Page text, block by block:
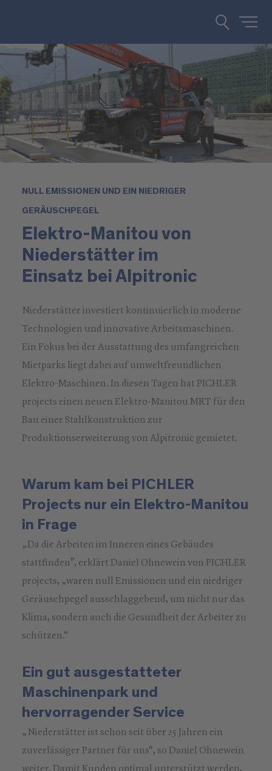
NULL EMISSIONEN UND EIN NIEDRIGER
GERÄUSCHPEGEL
Elektro-Manitou von
Niederstätter im
Einsatz bei Alpitronic
Niederstätter investiert kontinuierlich in moderne
Technologien und innovative Arbeitsmaschinen.
Ein Fokus bei der Ausstattung des umfangreichen
Mietparks liegt dabei auf umweltfreundlichen
Elektro-Maschinen. In diesen Tagen hat PICHLER
projects einen neuen Elektro-Manitou MRT für den
Bau einer Stahlkonstruktion zur
Produktionserweiterung von Alpitronic gemietet.
Warum kam bei PICHLER
Projects nur ein Elektro-Manitou
in Frage
„Da die Arbeiten im Inneren eines Gebäudes
stattfinden”, erklärt Daniel Ohnewein von PICHLER
projects, „waren null Emissionen und ein niedriger
Geräuschpegel ausschlaggebend, um nicht nur das
Klima, sondern auch die Gesundheit der Arbeiter zu
schützen.“
Ein gut ausgestatteter
Maschinenpark und
hervorragender Service
„Niederstätter ist schon seit über 25 Jahren ein
zuverlässiger Partner für uns“, so Daniel Ohnewein